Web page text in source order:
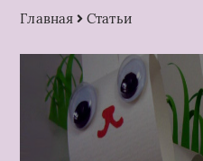
Главная Статьи